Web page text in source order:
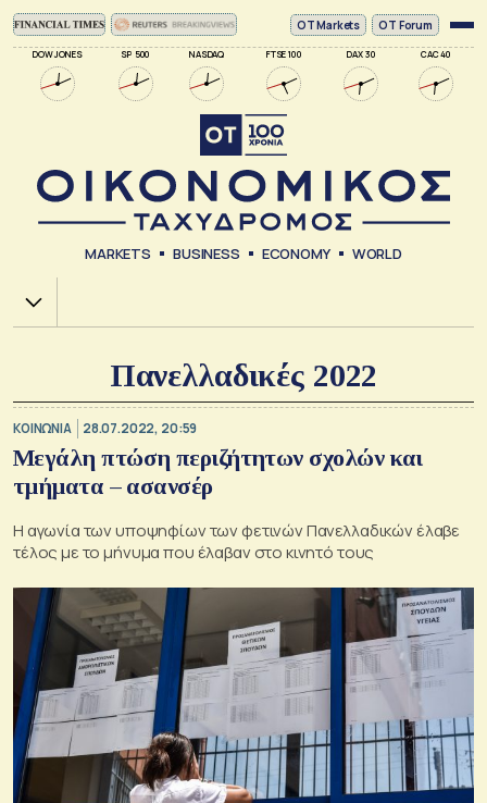
DOW JONES SP 500 NASDAQ FTSE 100 DAX 30 CAC 40
ΟΤ Markets OT Forum
MARKETS BUSINESS ECONOMY WORLD
Χ.Α.
Πανελλαδικές 2022
ΚΟΙΝΩΝΙΑ 28.07.2022, 20:59
Μεγάλη πτώση περιζήτητων σχολών και
τμήματα – ασανσέρ
Η αγωνία των υποψηφίων των φετινών Πανελλαδικών έλαβε
τέλος με το μήνυμα που έλαβαν στο κινητό τους